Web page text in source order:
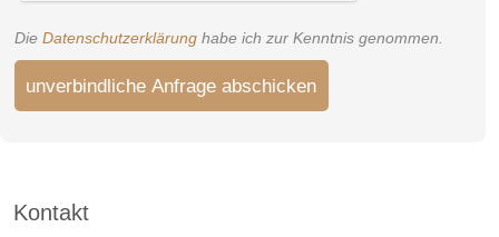
Die Datenschutzerklärung habe ich zur Kenntnis genommen.
unverbindliche Anfrage abschicken
Kontakt